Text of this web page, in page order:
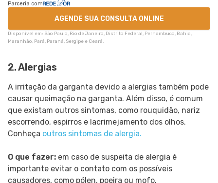
Parceria com
AGENDE SUA CONSULTA ONLINE
Disponível em: São Paulo, Rio de Janeiro, Distrito Federal, Pernambuco, Bahia,
Maranhão, Pará, Paraná, Sergipe e Ceará.
2. Alergias
A irritação da garganta devido a alergias também pode
causar queimação na garganta. Além disso, é comum
que existam outros sintomas, como rouquidão, nariz
escorrendo, espirros e lacrimejamento dos olhos.
Conheça outros sintomas de alergia.
O que fazer: em caso de suspeita de alergia é
importante evitar o contato com os possíveis
causadores, como pólen, poeira ou mofo.